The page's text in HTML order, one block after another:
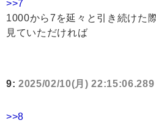
>>7
1000から7を延々と引き続けた
見ていただければ
9: 2025/02/10(月)
>>8